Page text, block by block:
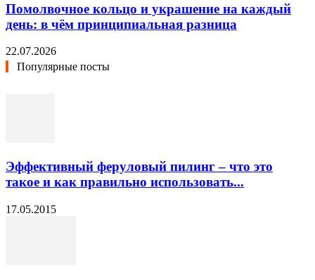
Помолвочное кольцо и украшение на каждый
день: в чём принципиальная разница
22.07.2026
Популярные посты
Эффективный феруловый пилинг – что это
такое и как правильно использовать...
17.05.2015